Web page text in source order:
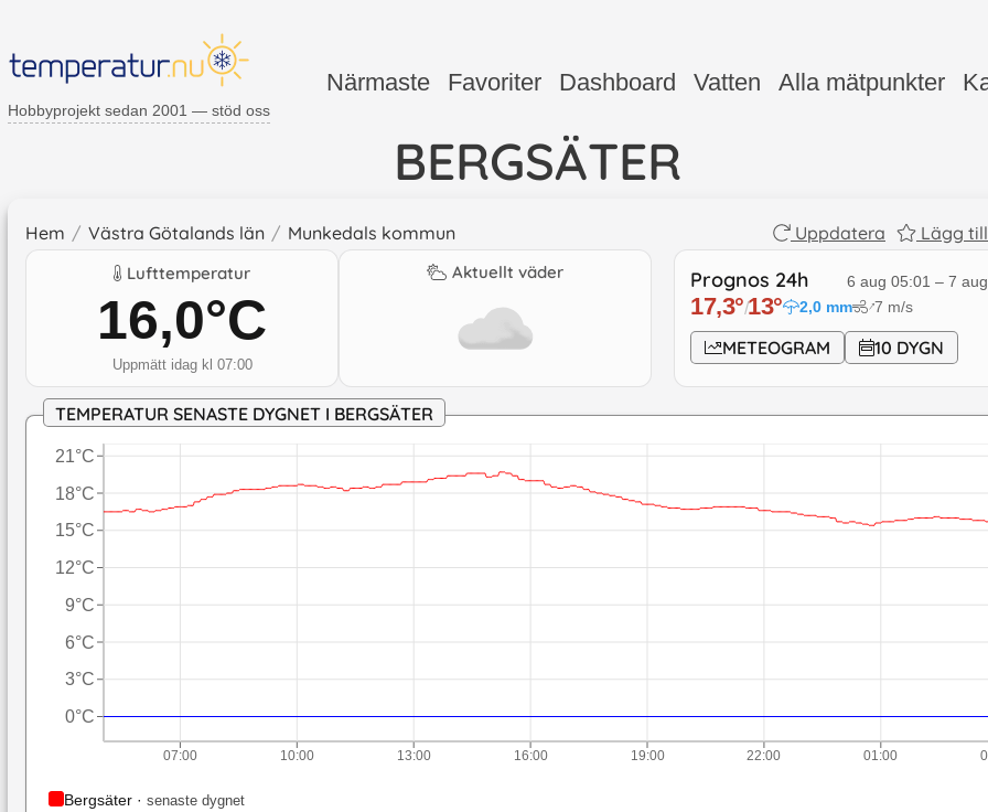
Hobbyprojekt sedan 2001 — stöd oss
Närmaste Favoriter Dashboard Vatten Alla mätpunkter
BERGSÄTER
Hem / Västra Götalands län / Munkedals kommun Uppdatera Lägg
Lufttemperatur
16,0°C
Uppmätt idag kl 07:00
Aktuellt väder Prognos 24h 6 aug 05:01 – 7
17,3°/13° 2,0 mm ↓7 m/s
METEOGRAM 10 DYGN
TEMPERATUR SENASTE DYGNET I BERGSÄTER
07:00 10:00 13:00 16:00 19:00 22:00 01:00
0°C
3°C
6°C
9°C
12°C
15°C
18°C
21°C
Bergsäter · senaste dygnet